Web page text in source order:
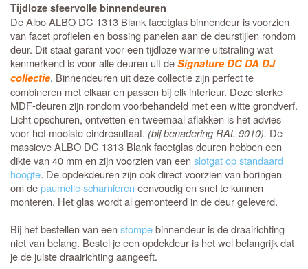
Tijdloze sfeervolle binnendeuren
De Albo ALBO DC 1313 Blank facetglas binnendeur is voorzien
van facet profielen en bossing panelen aan de deurstijlen rondom
deur. Dit staat garant voor een tijdloze warme uitstraling wat
kenmerkend is voor alle deuren uit deSignature DC DA DJ
collectie. Binnendeuren uit deze collectie zijn perfect te
combineren met elkaar en passen bij elk interieur. Deze sterke
MDF-deuren zijn rondom voorbehandeld met een witte grondverf.
Licht opschuren, ontvetten en tweemaal aflakken is het advies
voor het mooiste eindresultaat. (bij benadering RAL 9010). De
massieve ALBO DC 1313 Blank facetglas deuren hebben een
dikte van 40 mm en zijn voorzien van eenslotgat op standaard
hoogte. De opdekdeuren zijn ook direct voorzien van boringen
om depaumelle scharnieren eenvoudig en snel te kunnen
monteren. Het glas wordt al gemonteerd in de deur geleverd.
Bij het bestellen van eenstompebinnendeur is de draairichting
niet van belang. Bestel je een opdekdeur is het wel belangrijk dat
je de juiste draairichting aangeeft.